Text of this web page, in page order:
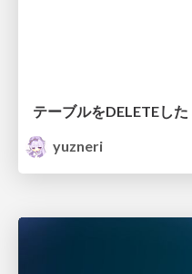
テーブルをDELETEした
yuzneri